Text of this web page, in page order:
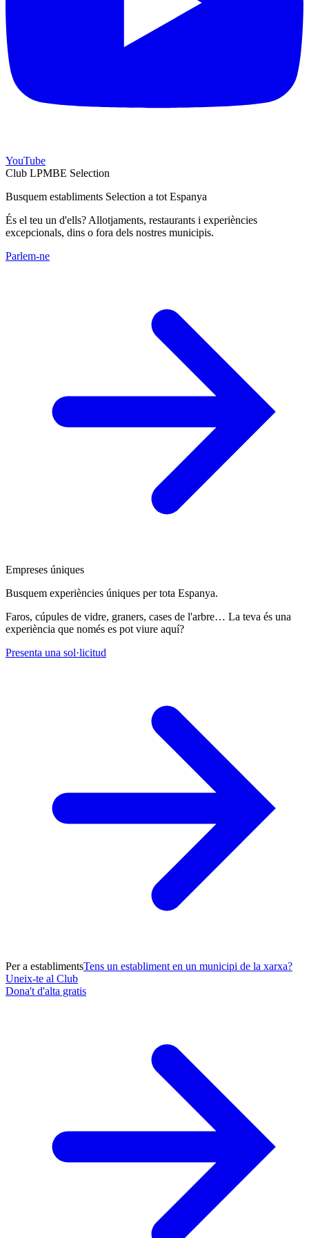
YouTube
Club LPMBE Selection
Busquem establiments Selection a tot Espanya
És el teu un d'ells? Allotjaments, restaurants i experiències
excepcionals, dins o fora dels nostres municipis.
Parlem-ne
Empreses úniques
Busquem experiències úniques per tota Espanya.
Faros, cúpules de vidre, graners, cases de l'arbre… La teva és una
experiència que només es pot viure aquí?
Presenta una sol·licitud
Per a establimentsTens un establiment en un municipi de la xarxa?
Uneix-te al Club
Dona't d'alta gratis